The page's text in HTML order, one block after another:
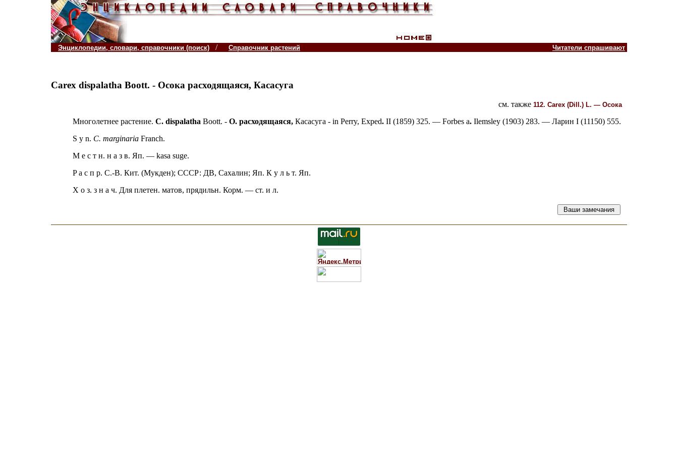
Энциклопедии, словари, справочники (поиск) / Справочник растений Читатели спрашивают
Carex dispalatha Boott. - Осока расходящаяся, Касасуга
см. также 112. Carex (Dill.) L. — Осока
Многолетнее растение.С. dispalatha Boott. -О. расходящаяся, Касасуга - in Perry, Exped. II (1859) 325. — Forbes a. Ilemsley (1903) 283. — Ларин I (11150) 555.
S у n. C. marginariaFranch.
M е с т н. н а з в. Яп. — kasa suge.
P а с п р. C.-B. Кит. (Мукден); СССР: ДВ, Сахалин; Яп. К у л ь т. Яп.
Х о з. з н а ч. Для плетен. матов, прядильн. Корм. — ст. и л.